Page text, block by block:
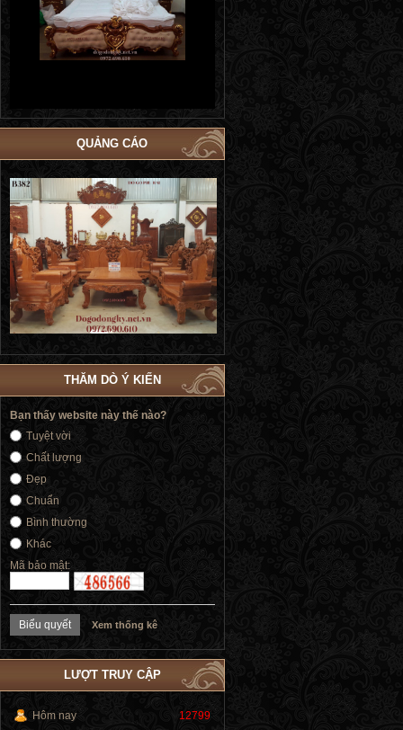
Bộ Giường Ngủ Tủ Áo Phòng Cưới Đẹp
| Đồ Gỗ Phú Hải GN183
Giường Ngủ Victoria Tân Cổ
Vàng | Đồ Gỗ Phú Hải GN176
QUẢNG CÁO
THĂM DÒ Ý KIẾN
Bạn thấy website này thế nào?
Tuyệt vời
Chất lượng
Đẹp
Chuẩn
Bình thường
Khác
Mã bảo mật:
Xem thống kê
LƯỢT TRUY CẬP
Hôm nay
12799